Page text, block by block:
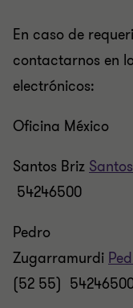
En caso de
contactarnos en
electrónicos:
Oficina México
Santos Briz
54246500
Pedro
Zugarramurdi
(52 55)